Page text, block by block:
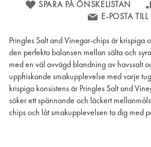
SPARA PÅ ÖNSKELISTAN
E-POSTA
Pringles Salt and Vinegar-chips är krispiga
den perfekta balansen mellan sälta och
med en väl avvägd blandning av havssalt
uppfriskande smakupplevelse med varje
krispiga konsistens är Pringles Salt and
söker ett spännande och läckert
chips och låt smakupplevelsen ta dig med